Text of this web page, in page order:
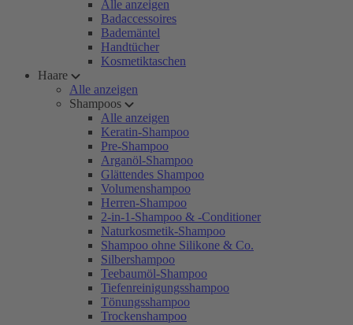
Alle anzeigen
Badaccessoires
Bademäntel
Handtücher
Kosmetiktaschen
Haare
Alle anzeigen
Shampoos
Alle anzeigen
Keratin-Shampoo
Pre-Shampoo
Arganöl-Shampoo
Glättendes Shampoo
Volumenshampoo
Herren-Shampoo
2-in-1-Shampoo & -Conditioner
Naturkosmetik-Shampoo
Shampoo ohne Silikone & Co.
Silbershampoo
Teebaumöl-Shampoo
Tiefenreinigungsshampoo
Tönungsshampoo
Trockenshampoo